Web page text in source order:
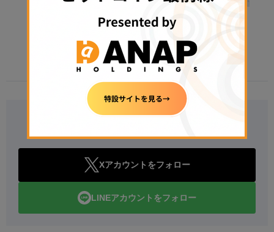
【速報】金融庁、暗号資産・ステーブ
ルコイン課を新設
2026年8月5日 11:51
Xアカウントをフォロー
LINEアカウントをフォロー